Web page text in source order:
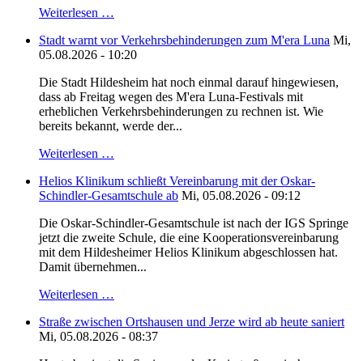
Weiterlesen …
Stadt warnt vor Verkehrsbehinderungen zum M'era Luna Mi,
05.08.2026 - 10:20
Die Stadt Hildesheim hat noch einmal darauf hingewiesen,
dass ab Freitag wegen des M'era Luna-Festivals mit
erheblichen Verkehrsbehinderungen zu rechnen ist. Wie
bereits bekannt, werde der...
Weiterlesen …
Helios Klinikum schließt Vereinbarung mit der Oskar-
Schindler-Gesamtschule ab Mi, 05.08.2026 - 09:12
Die Oskar-Schindler-Gesamtschule ist nach der IGS Springe
jetzt die zweite Schule, die eine Kooperationsvereinbarung
mit dem Hildesheimer Helios Klinikum abgeschlossen hat.
Damit übernehmen...
Weiterlesen …
Straße zwischen Ortshausen und Jerze wird ab heute saniert
Mi, 05.08.2026 - 08:37